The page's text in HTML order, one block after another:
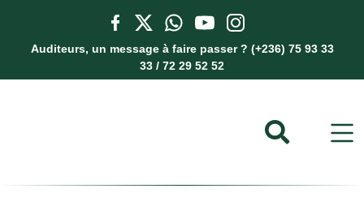
Auditeurs, un message à faire passer ? (+236) 75 93 33
33 / 72 29 52 52